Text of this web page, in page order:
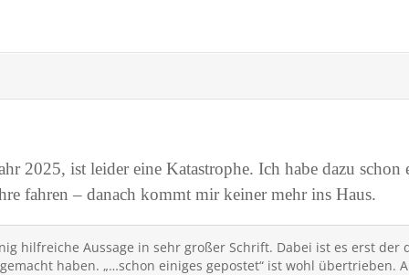
2025, ist leider eine Katastrophe. Ich habe dazu schon
fahren – danach kommt mir keiner mehr ins Haus.
hilfreiche Aussage in sehr großer Schrift. Dabei ist es erst der
haben. „…schon einiges gepostet“ ist wohl übertrieben.